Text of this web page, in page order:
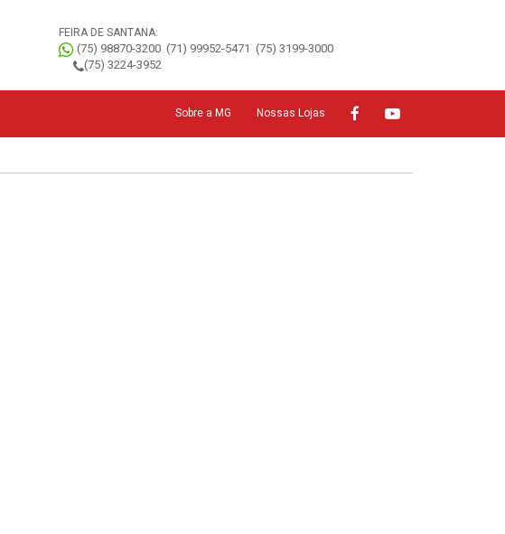
FEIRA DE SANTANA:
(75) 98870-3200 (71) 99952-5471 (75) 3199-3000
(75) 3224-3952
Sobre a MG Nossas Lojas